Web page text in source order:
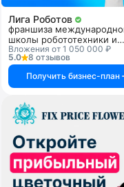
Лига Роботов
франшиза
школы робототехники и
программирования
Вложения от 1 050 000 ₽
5.0
8 отзывов
Получить бизнес-план